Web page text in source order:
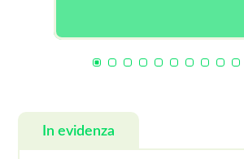
In evidenza